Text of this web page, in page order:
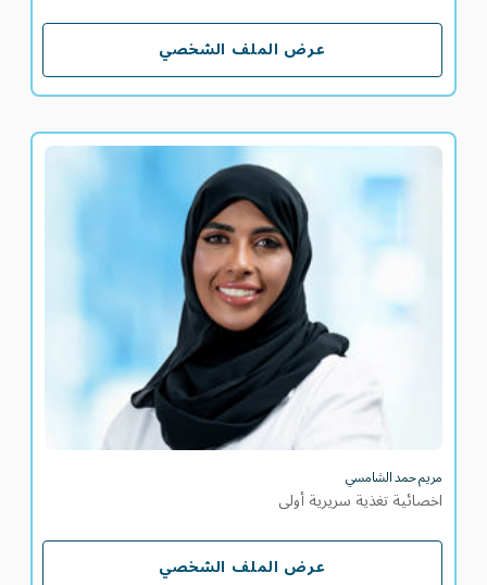
عرض الملف الشخصي
عرض الملف الشخصي
مريم حمد الشامسي
اخصائية تغذية سريرية أولى
عرض الملف الشخصي
مريم حمد الشامسي
اخصائية تغذية سريرية أولى
عرض الملف الشخصي